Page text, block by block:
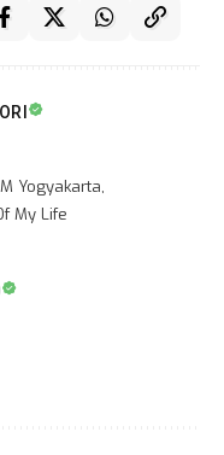
Yogyakarta,
My Life